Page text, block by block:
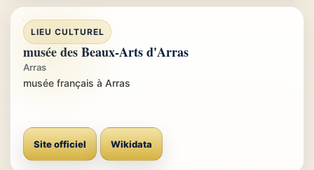
LIEU CULTUREL
musée des Beaux-Arts d'Arras
Arras
musée français à Arras
Site officiel Wikidata